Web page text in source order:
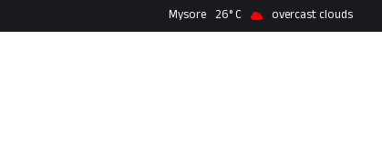
Mysore 26 overcast clouds